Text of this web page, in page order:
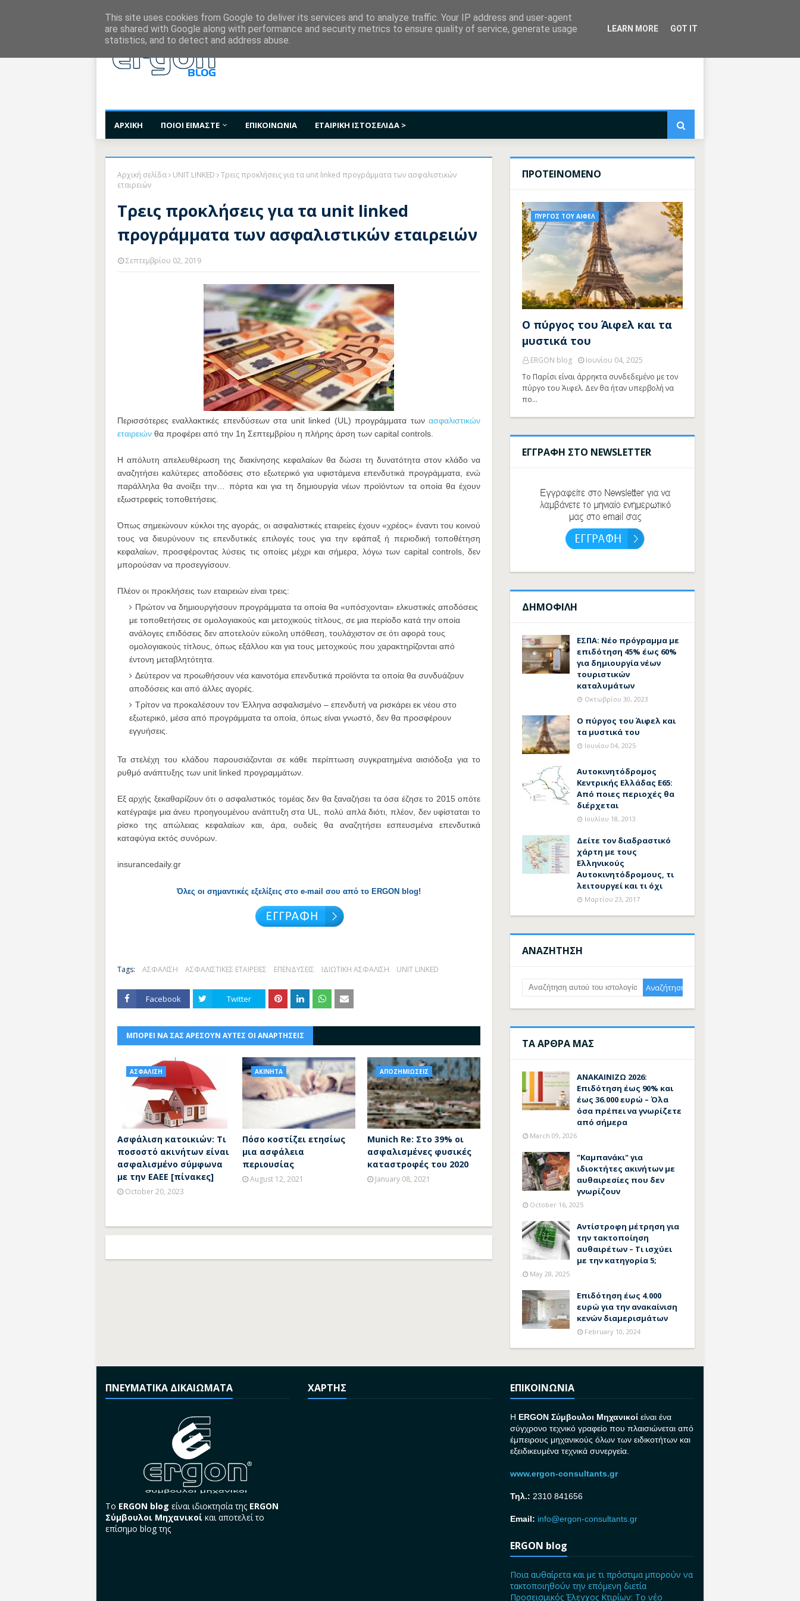
ΑΡΧΙΚΗ ΠΟΙΟΙ ΕΙΜΑΣΤΕ ΕΠΙΚΟΙΝΩΝΙΑ ΕΤΑΙΡΙΚΗ ΙΣΤΟΣΕΛΙΔΑ >
Αρχική σελίδα UNIT LINKED
Τρεις προκλήσεις για τα unit linked προγράμματα των ασφαλιστικών
εταιρειών
Τρεις προκλήσεις για τα unit linked
προγράμματα των ασφαλιστικών εταιρειών
Σεπτεμβρίου 02, 2019
Περισσότερες εναλλακτικές επενδύσεων στα unit linked (UL) προγράμματα των ασφαλιστικών
εταιρειών θα προφέρει από την 1η Σεπτεμβρίου η πλήρης άρση των capital controls.
Η απόλυτη απελευθέρωση της διακίνησης κεφαλαίων θα δώσει τη δυνατότητα στον κλάδο να
αναζητήσει καλύτερες αποδόσεις στο εξωτερικό για υφιστάμενα επενδυτικά προγράμματα, ενώ
παράλληλα θα ανοίξει την… πόρτα και για τη δημιουργία νέων προϊόντων τα οποία θα έχουν
εξωστρεφείς τοποθετήσεις.
Όπως σημειώνουν κύκλοι της αγοράς, οι ασφαλιστικές εταιρείες έχουν «χρέος» έναντι του κοινού
τους να διευρύνουν τις επενδυτικές επιλογές τους για την εφάπαξ ή περιοδική τοποθέτηση
κεφαλαίων, προσφέροντας λύσεις τις οποίες μέχρι και σήμερα, λόγω των capital controls, δεν
μπορούσαν να προσεγγίσουν.
Πλέον οι προκλήσεις των εταιρειών είναι τρεις:
Πρώτον να δημιουργήσουν προγράμματα τα οποία θα «υπόσχονται» ελκυστικές αποδόσεις
με τοποθετήσεις σε ομολογιακούς και μετοχικούς τίτλους, σε μια περίοδο κατά την οποία
ανάλογες επιδόσεις δεν αποτελούν εύκολη υπόθεση, τουλάχιστον σε ότι αφορά τους
ομολογιακούς τίτλους, όπως εξάλλου και για τους μετοχικούς που χαρακτηρίζονται από
έντονη μεταβλητότητα.
Δεύτερον να προωθήσουν νέα καινοτόμα επενδυτικά προϊόντα τα οποία θα συνδυάζουν
αποδόσεις και από άλλες αγορές.
Τρίτον να προκαλέσουν τον Έλληνα ασφαλισμένο – επενδυτή να ρισκάρει εκ νέου στο
εξωτερικό, μέσα από προγράμματα τα οποία, όπως είναι γνωστό, δεν θα προσφέρουν
εγγυήσεις.
Τα στελέχη του κλάδου παρουσιάζονται σε κάθε περίπτωση συγκρατημένα αισιόδοξα για το
ρυθμό ανάπτυξης των unit linked προγραμμάτων.
Εξ αρχής ξεκαθαρίζουν ότι ο ασφαλιστικός τομέας δεν θα ξαναζήσει τα όσα έζησε το 2015 οπότε
κατέγραψε μια άνευ προηγουμένου ανάπτυξη στα UL, πολύ απλά διότι, πλέον, δεν υφίσταται το
ρίσκο της απώλειας κεφαλαίων και, άρα, ουδείς θα αναζητήσει εσπευσμένα επενδυτικά
καταφύγια εκτός συνόρων.
insurancedaily.gr
Όλες οι σημαντικές εξελίξεις στο e-mail σου από το ERGON blog!
Tags: ΑΣΦΑΛΙΣΗ ΑΣΦΑΛΙΣΤΙΚΕΣ ΕΤΑΙΡΕΙΕΣ ΕΠΕΝΔΥΣΕΙΣ ΙΔΙΩΤΙΚΗ ΑΣΦΑΛΙΣΗ UNIT LINKED
Facebook Twitter
ΜΠΟΡΕΙ ΝΑ ΣΑΣ ΑΡΕΣΟΥΝ ΑΥΤΕΣ ΟΙ ΑΝΑΡΤΗΣΕΙΣ
ΑΣΦΑΛΙΣΗ
Ασφάλιση κατοικιών: Τι
ποσοστό ακινήτων είναι
ασφαλισμένο σύμφωνα
με την ΕΑΕΕ [πίνακες]
October 20, 2023
ΑΚΙΝΗΤΑ
Πόσο κοστίζει ετησίως
μια ασφάλεια
περιουσίας
August 12, 2021
ΑΠΟΖΗΜΙΩΣΕΙΣ
Munich Re: Στο 39% οι
ασφαλισμένες φυσικές
καταστροφές του 2020
January 08, 2021
ΠΡΟΤΕΙΝΟΜΕΝΟ
ΠΥΡΓΟΣ ΤΟΥ ΑΙΦΕΛ
Ο πύργος του Άιφελ και τα
μυστικά του
ERGON blog
Ιουνίου 04, 2025
Το Παρίσι είναι άρρηκτα συνδεδεμένο με τον
πύργο του Άιφελ. Δεν θα ήταν υπερβολή να
πο…
ΕΓΓΡΑΦΗ ΣΤΟ NEWSLETTER
ΔΗΜΟΦΙΛΗ
ΕΣΠΑ: Νέο πρόγραμμα με
επιδότηση 45% έως 60%
για δημιουργία νέων
τουριστικών
καταλυμάτων
Οκτωβρίου 30, 2023
Ο πύργος του Άιφελ και
τα μυστικά του
Ιουνίου 04, 2025
Αυτοκινητόδρομος
Κεντρικής Ελλάδας Ε65:
Από ποιες περιοχές θα
διέρχεται
Ιουλίου 18, 2013
Δείτε τον διαδραστικό
χάρτη με τους
Ελληνικούς
Αυτοκινητόδρομους, τι
λειτουργεί και τι όχι
Μαρτίου 23, 2017
ΑΝΑΖΗΤΗΣΗ
ΤΑ ΑΡΘΡΑ ΜΑΣ
ΑΝΑΚΑΙΝΙΖΩ 2026:
Επιδότηση έως 90% και
έως 36.000 ευρώ – Όλα
όσα πρέπει να γνωρίζετε
από σήμερα
March 09, 2026
"Καμπανάκι" για
ιδιοκτήτες ακινήτων με
αυθαιρεσίες που δεν
γνωρίζουν
October 16, 2025
Αντίστροφη μέτρηση για
την τακτοποίηση
αυθαιρέτων – Τι ισχύει
με την κατηγορία 5;
May 28, 2025
Επιδότηση έως 4.000
ευρώ για την ανακαίνιση
κενών διαμερισμάτων
February 10, 2024
ΠΝΕΥΜΑΤΙΚΑ ΔΙΚΑΙΩΜΑΤΑ
Το ERGON blog είναι ιδιοκτησία της ERGON
Σύμβουλοι Μηχανικοί και αποτελεί το
επίσημο blog της
ΧΑΡΤΗΣ ΕΠΙΚΟΙΝΩΝΙΑ
H ERGON Σύμβουλοι Μηχανικοί είναι ένα
σύγχρονο τεχνικό γραφείο που πλαισιώνεται από
έμπειρους μηχανικούς όλων των ειδικοτήτων και
εξειδικευμένα τεχνικά συνεργεία.
www.ergon-consultants.gr
Τηλ.: 2310 841656
Email: info@ergon-consultants.gr
ERGON blog
Ποια αυθαίρετα και με τι πρόστιμα μπορούν να
τακτοποιηθούν την επόμενη διετία
Προσεισμικός Έλεγχος Κτιρίων: Το νέο
This site uses cookies from Google to deliver its services and to analyze traffic. Your IP address and user-agent
are shared with Google along with performance and security metrics to ensure quality of service, generate usage
statistics, and to detect and address abuse.
LEARN MORE GOT IT